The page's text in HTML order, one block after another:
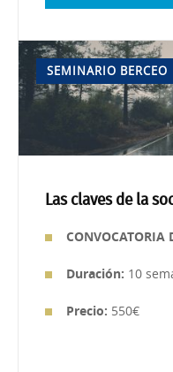
SEMINARIO BERCEO
Las claves de la
CONVOCATORIA
Duración: 10
Precio: 550€